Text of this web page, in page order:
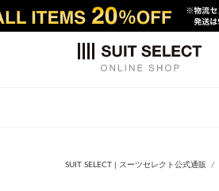
SUIT SELECT | スーツセレクト公式通販